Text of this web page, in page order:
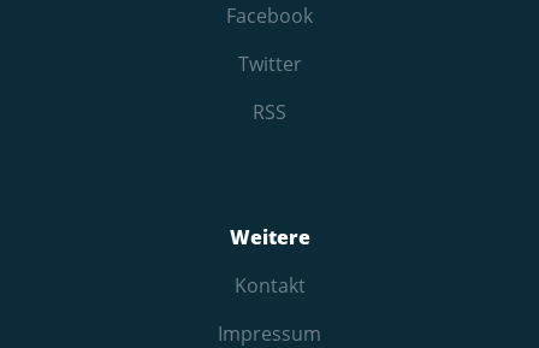
Facebook
Twitter
RSS
Weitere
Kontakt
Impressum